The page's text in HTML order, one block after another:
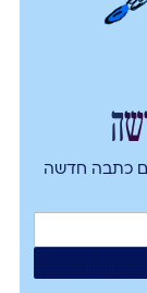
כתבה חדשה